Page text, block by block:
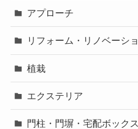
アプローチ
リフォーム・リノベーシ
植栽
エクステリア
門柱・門塀・宅配ボック